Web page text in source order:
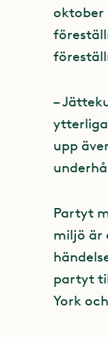
oktober
–
upp
Partyt
miljö är
partyt
York